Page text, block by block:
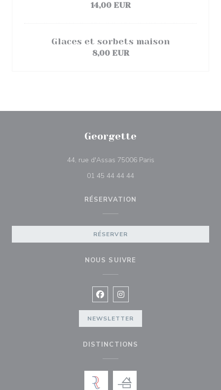
14,00 EUR
Glaces et sorbets maison
8,00 EUR
Georgette
44, rue d'Assas 75006 Paris((ouvre une nouvelle
01 45 44 44 44
RÉSERVATION
RÉSERVER
NOUS SUIVRE
Facebook ((ouvre une nouvelle
Instagram ((ouvre une
NEWSLETTER
DISTINCTIONS